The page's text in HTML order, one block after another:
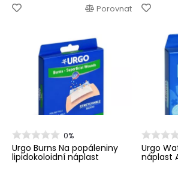
Porovnat
0%
Urgo Burns Na popáleniny
lipidokoloidní náplast
Urgo
náplast